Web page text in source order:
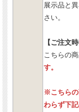
展示品と
さい。
【ご注文
こちらの
す。
※こちらの
わらず下